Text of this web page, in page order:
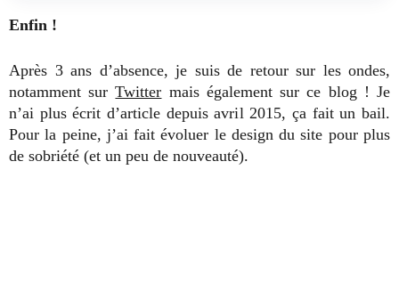
Enfin !
Après 3 ans d’absence, je suis de retour sur les ondes,
notamment surTwitter mais également sur ce blog ! Je
n’ai plus écrit d’article depuis avril 2015, ça fait un bail.
Pour la peine, j’ai fait évoluer le design du site pour plus
de sobriété (et un peu de nouveauté).